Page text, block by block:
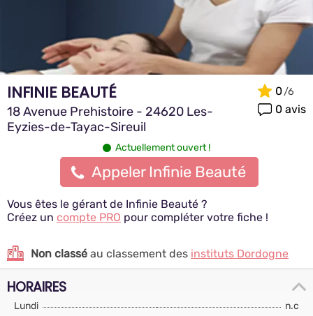
INFINIE BEAUTÉ
18 Avenue Prehistoire - 24620 Les-
Eyzies-de-Tayac-Sireuil
0
0 avis
Actuellement ouvert !
Appeler Infinie Beauté
Vous êtes le gérant de Infinie Beauté ?
Créez un compte PRO pour compléter votre fiche !
Non classé au classement des instituts Dordogne
HORAIRES
Lundi
n.c